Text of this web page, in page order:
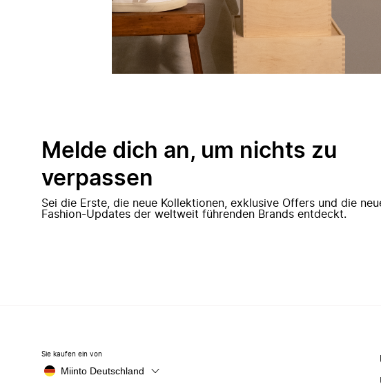
Melde dich an, um nichts zu
verpassen
Sei die Erste, die neue Kollektionen, exklusive Offers und die
Fashion-Updates der weltweit führenden Brands entdeckt.
Sie kaufen ein von
Miinto Deutschland